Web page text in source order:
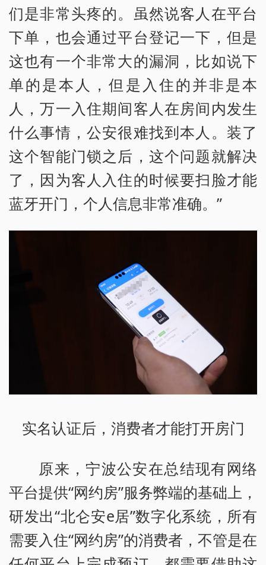
们是非常头疼的。虽然说客人在平台
下单，也会通过平台登记一下，但是
这也有一个非常大的漏洞，比如说下
单的是本人，但是入住的并非是本
人，万一入住期间客人在房间内发生
什么事情，公安很难找到本人。装了
这个智能门锁之后，这个问题就解决
了，因为客人入住的时候要扫脸才能
蓝牙开门，个人信息非常准确。”
实名认证后，消费者才能打开房门
原来，宁波公安在总结现有网络
平台提供“网约房”服务弊端的基础上，
研发出“北仑安e居”数字化系统，所有
需要入住“网约房”的消费者，不管是在